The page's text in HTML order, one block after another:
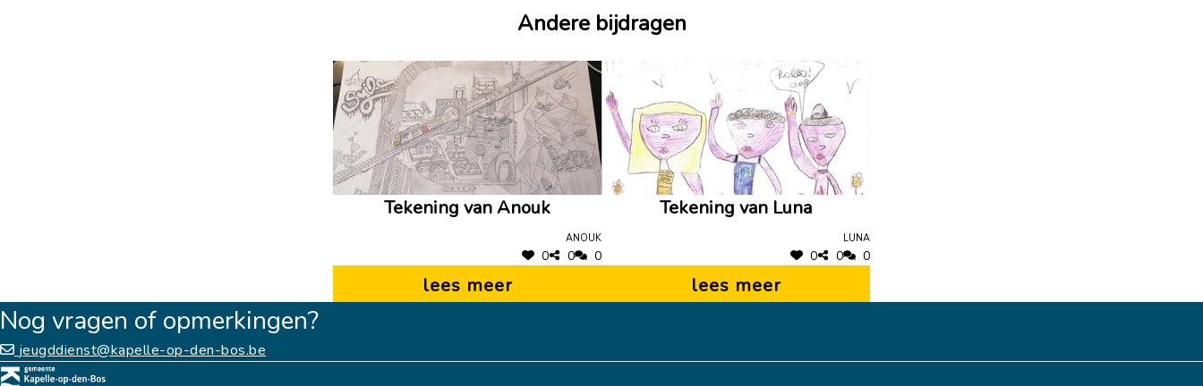
Andere bijdragen
Tekening van Anouk
Anouk
0 0 0
lees meer
Tekening van Luna
Luna
0 0 0
lees meer
Nog vragen of opmerkingen?
jeugddienst@kapelle-op-den-bos.be